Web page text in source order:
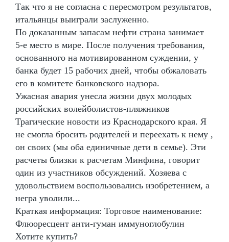
Так что я не согласна с пересмотром результатов,
итальянцы выиграли заслуженно.
По доказанным запасам нефти страна занимает
5-е место в мире. После получения требования,
основанного на мотивированном суждении, у
банка будет 15 рабочих дней, чтобы обжаловать
его в комитете банковского надзора.
Ужасная авария унесла жизни двух молодых
российских волейболистов-пляжников
Трагические новости из Краснодарского края. Я
не смогла бросить родителей и переехать к нему ,
он своих (мы оба единичные дети в семье). Эти
расчеты близки к расчетам Минфина, говорит
один из участников обсуждений. Хозяева с
удовольствием воспользовались изобретением, а
негра уволили...
Краткая информация: Торговое наименование:
Флюоресцент анти-гуман иммуноглобулин
Хотите купить?